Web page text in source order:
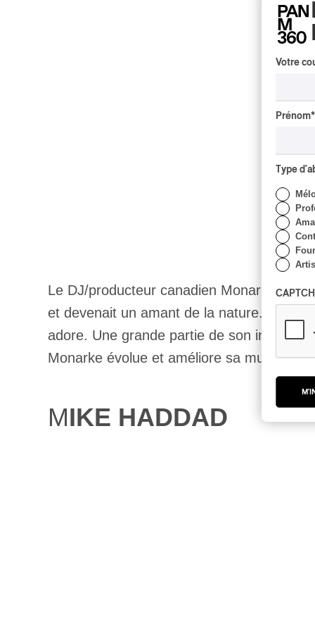
Le DJ/producteur canadien Monarke a
et devenait un amant de la nature. C’est
adore. Une grande partie de son
Monarke évolue et améliore sa musique
MIKE HADDAD
Votre
Prénom*
Type